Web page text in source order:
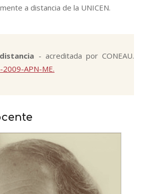
a distancia de la UNICEN.
- acreditada por CONEAU.
2009-APN-ME.